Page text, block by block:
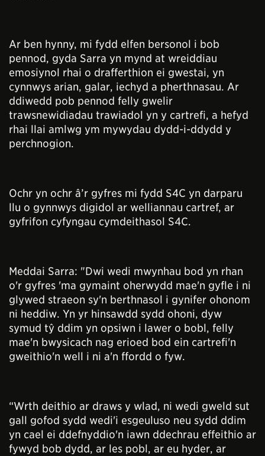
Ar ben hynny, mi fydd elfen bersonol i bob
pennod, gyda Sarra yn mynd at wreiddiau
emosiynol rhai o drafferthion ei gwestai, yn
cynnwys arian, galar, iechyd a pherthnasau. Ar
ddiwedd pob pennod felly gwelir
trawsnewidiadau trawiadol yn y cartrefi, a hefyd
rhai llai amlwg ym mywydau dydd-i-ddydd y
perchnogion.
Ochr yn ochr â’r gyfres mi fydd S4C yn darparu
llu o gynnwys digidol ar welliannau cartref, ar
gyfrifon cyfyngau cymdeithasol S4C.
Meddai Sarra: "Dwi wedi mwynhau bod yn rhan
o'r gyfres 'ma gymaint oherwydd mae'n gyfle i ni
glywed straeon sy'n berthnasol i gynifer ohonom
ni heddiw. Yn yr hinsawdd sydd ohoni, dyw
symud tŷ ddim yn opsiwn i lawer o bobl, felly
mae'n bwysicach nag erioed bod ein cartrefi'n
gweithio'n well i ni a'n ffordd o fyw.
“Wrth deithio ar draws y wlad, ni wedi gweld sut
gall gofod sydd wedi'i esgeuluso neu sydd ddim
yn cael ei ddefnyddio'n iawn ddechrau effeithio ar
fywyd bob dydd, ar les pobl, ar eu hyder, ar